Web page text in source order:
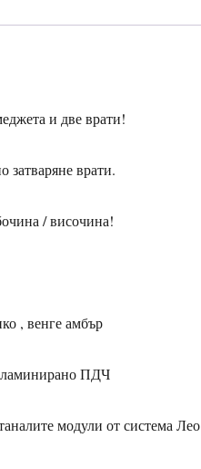
и две врати!
затваряне врати.
/ височина!
, венге амбър
ламинирано ПДЧ
модули от система Лео